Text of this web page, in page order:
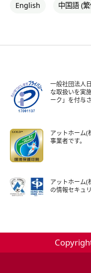
English 中国語 (
一般社団法人
な取扱いを実
ーク」を付与
アットホーム(
事業者です。
アットホーム(
の情報セキュ